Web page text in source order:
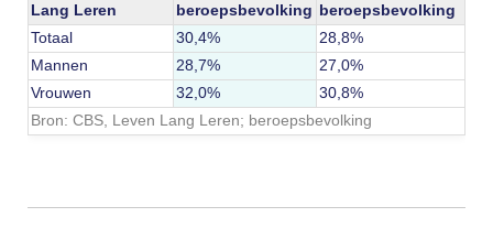
Lang Leren
beroepsbevolking
beroepsbevolking
Totaal
30,4%
28,8%
Mannen
28,7%
27,0%
Vrouwen
32,0%
30,8%
Bron: CBS,
Leven Lang Leren; beroepsbevolking